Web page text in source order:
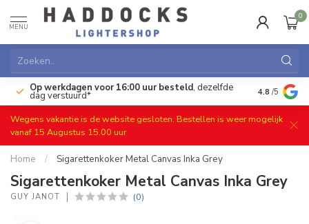
MENU
0
Op werkdagen voor 16:00 uur besteld, dezelfde
dag verstuurd* Gratis
4.8 /5
Wegens vakantie is de website gesloten. Bestellen is weer mogelijk
vanaf 15 Augustus 15.00 uur
Home / Sigarettenkoker Metal Canvas Inka Grey
Sigarettenkoker Metal Canvas Inka Grey
GUY JANOT (0)